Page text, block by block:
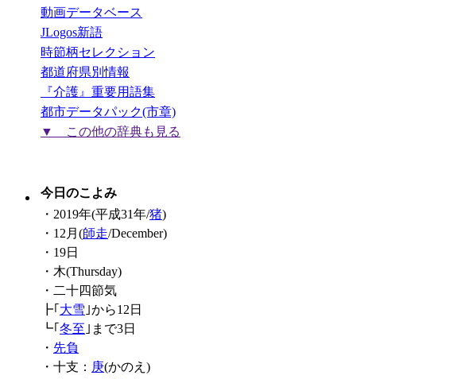
動画データベース
JLogos新語
時節柄セレクション
都道府県別情報
『介護』重要用語集
都市データパック(市章)
▼ この他の辞典も見る
今日のこよみ
・2019年(平成31年/猪)
・12月(師走/December)
・19日
・木(Thursday)
・二十四節気
┣｢ 大雪 ｣から12日
┗｢ 冬至 ｣まで3日
・ 先負
・十支： 庚(かのえ)